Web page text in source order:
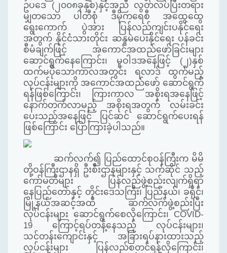
ဥပဒေ (၂၀၀၈ခုနှစ်)နှင့်အညီ လွတ်လပ်ပြီးတရား
မျှတသော ပါတီစုံ ဒီမိုကရေစီ အထွေထွေ
ရွေးကောက် ပွဲအား ပြန်လည်ကျင်းပနိုင်ရေး
အတွက် နိုင်ငံသားတိုင်း ဆန္ဒမဲပေးနိုင်ရေး ပန်ခင်း
စီမံချက်ဖြင့်
အကောင်အထည်ဖော်ခြင်းများ
ဆောင်ရွက်နေကြောင်း၊ မူဝါဒအနေဖြင့် (၂)နှစ်
ထက်မပိုသောကာလအတွင်း ရလာဒ် ထွက်မည့်
လုပ်ငန်းများကို အကောင်အထည်ဖော် ဆောင်ရွက်
ရန်ဖြစ်ကြောင်း၊ ကြားကာလ အစိုးရအနေဖြင့်
နောက်တက်လာမည့် အစိုးရအတွက် လမ်းခင်း
ပေးသည့်အနေဖြင့် ပြင်ဆင် ဆောင်ရွက်ပေးရန်
ဖြစ်ကြောင်း ပြောကြားခဲ့ပါသည်။
ဆက်လက်၍ ပြည်ထောင်စုဝန်ကြီးက မိမိ
တို့ဝန်ကြီးဌာနရှိ ဦးစီးဌာနများနှင့် သက်ဆိုင် သည့်
ကော်မတီများ ပြန်လည်ဖွဲ့စည်းလျက်ရှိရာ
နေပြည်တော်နှင့် တိုင်းဒေသကြီး၊ ပြည်နယ်၊ ခရိုင်၊
မြို့နယ်အဆင့်အထိ ဆက်လက်ဖွဲ့စည်းပြီး
လုပ်ငန်းများ ဆောင်ရွက်စေလိုကြောင်း၊ COVID-
19 ကြောင့်ရပ်တန့်နေသည့် လုပ်ငန်းများ၊
သင်တန်းကျောင်းနှင့် အခြားရပ်နားထားသည့်
လုပ်ငန်းများ ပြန်လည်စတင်ရန်လိုကြောင်း၊